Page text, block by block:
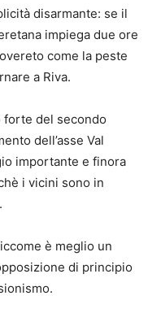
disarmante: se il
impiega due ore
come la peste
a Riva.
forte del secondo
dell’asse Val
importante e finora
i vicini sono in
è meglio un
di principio